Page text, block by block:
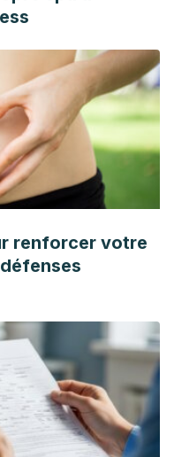
renforcer votre